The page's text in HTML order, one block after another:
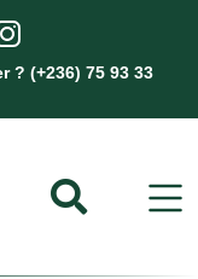
? (+236) 75 93 33